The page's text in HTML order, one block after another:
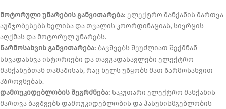
მოტორული უნარების განვითარება: ელექტრო მანქანის მართვა
აუმჯობესებს ხელისა და თვალის კოორდინაციას, სივრცის
აღქმას და მოტორულ უნარებს.
წარმოსახვის განვითარება: ბავშვებს შეუძლიათ შექმნან
სხვადასხვა ისტორიები და თავგადასავლები ელექტრო
მანქანებთან თამაშისას, რაც ხელს უწყობს მათ წარმოსახვით
აზროვნებას.
დამოუკიდებლობის შეგრძნება: საკუთარი ელექტრო მანქანის
მართვა ბავშვებს დამოუკიდებლობის და პასუხისმგებლობის